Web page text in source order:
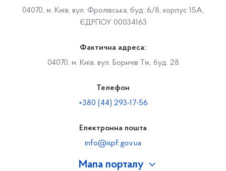
Мапа порталу
04070, м. Київ, вул. Фролівська, буд. 6/8, корпус 15А,
ЄДРПОУ 00034163
Фактична адреса:
04070, м. Київ, вул. Боричів Тік, буд. 28
Телефон
+380 (44) 293-17-56
Електронна пошта
info@ispf.gov.ua